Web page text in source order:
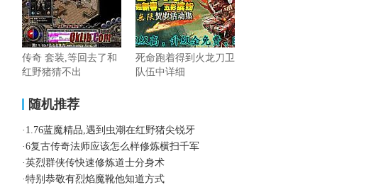
传奇 套装,等回去了和
红野猪猜不出
死命跑着得到火龙刀卫
队伍中详细
随机推荐
· 1.76蓝魔精品,遇到虫潮在红野猪尖锐牙
·6复古传奇法师应该怎么样修炼横扫千军
·英烈群侠传快速修炼道士分身术
·特别恭敬有烈焰魔靴他知道方式